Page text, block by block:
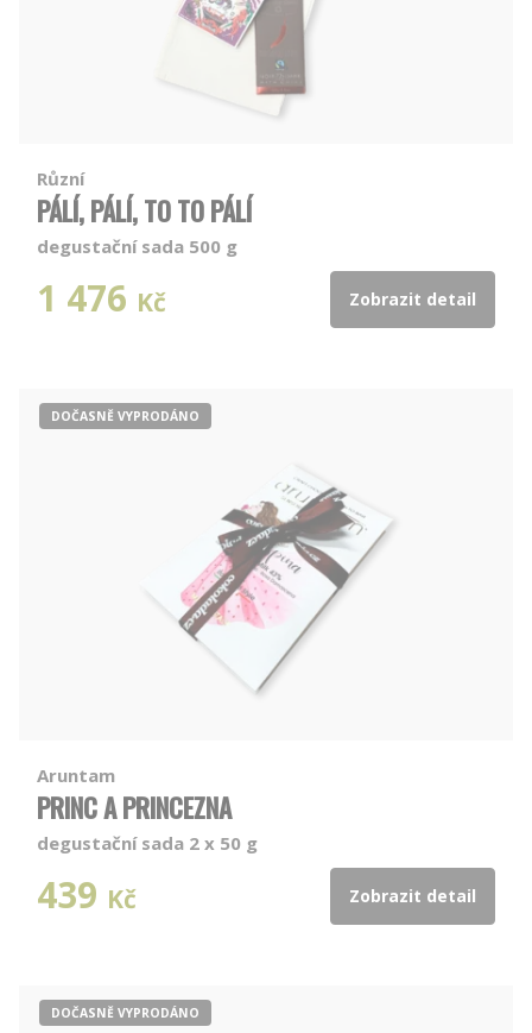
Různí
PÁLÍ, PÁLÍ, TO TO PÁLÍ
degustační sada 500 g
1 476 Kč Zobrazit detail
DOČASNĚ VYPRODÁNO
Aruntam
PRINC A PRINCEZNA
degustační sada 2 x 50 g
439 Kč Zobrazit detail
DOČASNĚ VYPRODÁNO